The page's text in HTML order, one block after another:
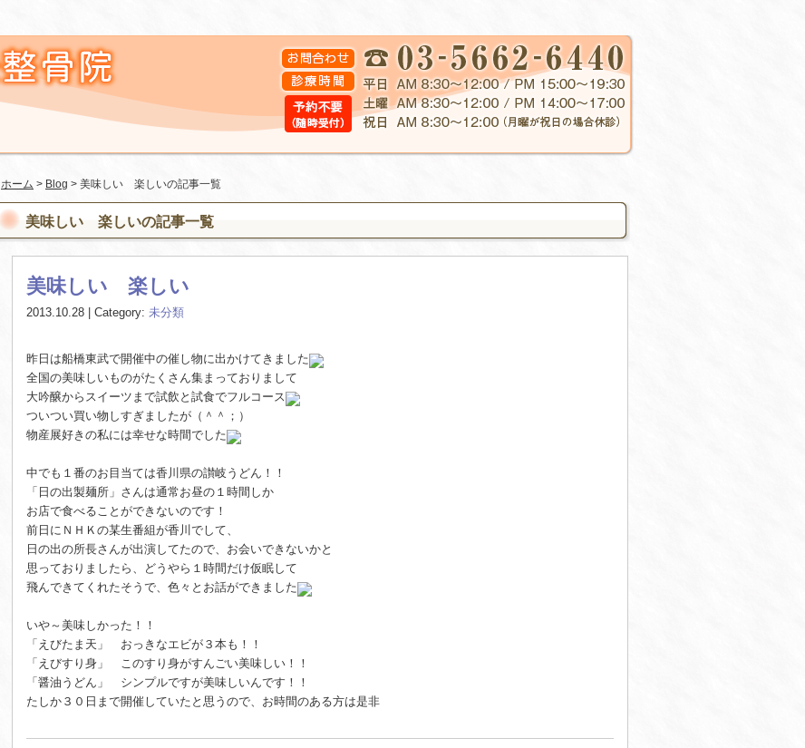
ホーム > Blog > 美味しい 楽しいの記事一覧
美味しい 楽しいの記事一覧
美味しい 楽しい
2013.10.28 | Category: 未分類
昨日は船橋東武で開催中の催し物に出かけてきました
全国の美味しいものがたくさん集まっておりまして
大吟醸からスイーツまで試飲と試食でフルコース
ついつい買い物しすぎましたが（＾＾；）
物産展好きの私には幸せな時間でした
中でも１番のお目当ては香川県の讃岐うどん！！
「日の出製麺所」さんは通常お昼の１時間しか
お店で食べることができないのです！
前日にＮＨＫの某生番組が香川でして、
日の出の所長さんが出演してたので、お会いできないかと
思っておりましたら、どうやら１時間だけ仮眠して
飛んできてくれたそうで、色々とお話ができました
いや～美味しかった！！
「えびたま天」 おっきなエビが３本も！！
「えびすり身」 このすり身がすんごい美味しい！！
「醤油うどん」 シンプルですが美味しいんです！！
たしか３０日まで開催していたと思うので、お時間のある方は是非